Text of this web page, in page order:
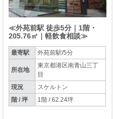
≪外苑前駅 徒歩5分｜1階・
205.76㎡｜軽飲食相談≫
最寄駅 外苑前駅/5分
所在地
東京都港区南青山三丁
目
現況
スケルトン
階 / 坪
1階 / 62.24坪